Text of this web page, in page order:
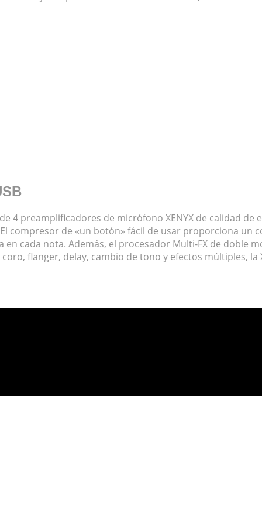
4 preamplificadores de micrófono XENYX de calidad
compresor de «un botón» fácil de usar proporciona un
cada nota. Además, el procesador Multi-FX de doble
flanger, delay, cambio de tono y efectos múltiples, la